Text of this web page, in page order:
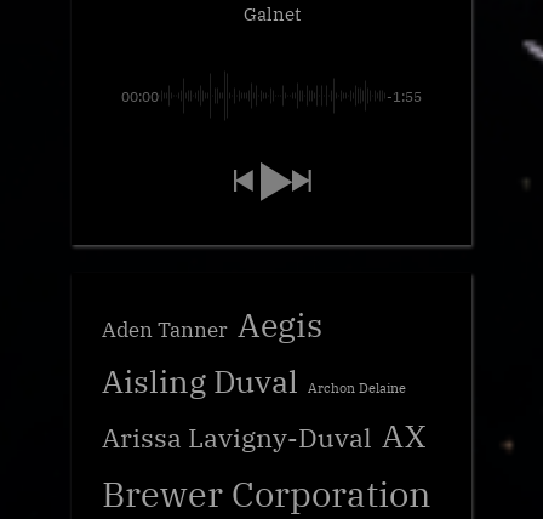
Galnet
00:00 -1:55
Aden Tanner Aegis
Aisling Duval Archon Delaine
Arissa Lavigny-Duval AX
Brewer Corporation